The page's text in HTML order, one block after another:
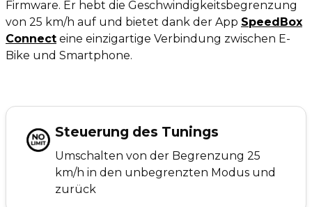
Firmware. Er hebt die Geschwindigkeitsbegrenzung
von 25 km/h auf und bietet dank der App SpeedBox
Connect eine einzigartige Verbindung zwischen E-
Bike und Smartphone.
Steuerung des Tunings
Umschalten von der Begrenzung 25
km/h in den unbegrenzten Modus und
zurück